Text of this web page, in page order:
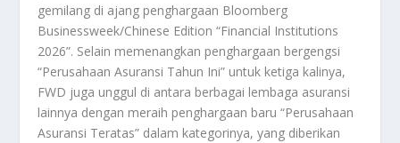
gemilang di ajang penghargaan Bloomberg
Businessweek/Chinese Edition “Financial Institutions
2026”. Selain memenangkan penghargaan bergengsi
“Perusahaan Asuransi Tahun Ini” untuk ketiga kalinya,
FWD juga unggul di antara berbagai lembaga asuransi
lainnya dengan meraih penghargaan baru “Perusahaan
Asuransi Teratas” dalam kategorinya, yang diberikan